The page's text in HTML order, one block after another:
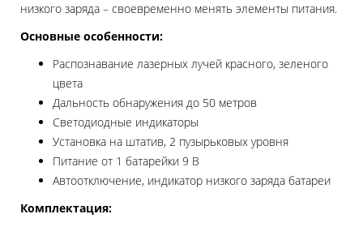
низкого заряда – своевременно менять элементы питания.
Основные особенности:
Распознавание лазерных лучей красного, зеленого
цвета
Дальность обнаружения до 50 метров
Светодиодные индикаторы
Установка на штатив, 2 пузырьковых уровня
Питание от 1 батарейки 9 В
Автоотключение, индикатор низкого заряда батареи
Комплектация: